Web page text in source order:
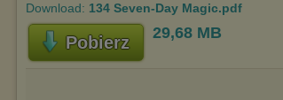
Download: 134 Seven-Day Magic.pdf
Pobierz 29,68 MB